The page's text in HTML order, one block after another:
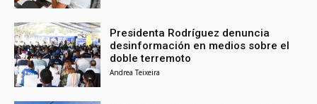
Presidenta Rodríguez denuncia
desinformación en medios sobre el
doble terremoto
Andrea Teixeira